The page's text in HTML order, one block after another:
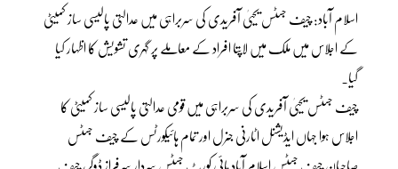
اسلام آباد: چیف جسٹس یحییٰ آفریدی کی سربراہی میں عدالتی پالیسی ساز کمیٹی
کے اجلاس میں ملک میں لاپتا افراد کے معاملے پر گہری تشویش کا اظہار کیا
گیا۔
چیف جسٹس یحییٰ آفریدی کی سربراہی میں قومی عدالتی پالیسی ساز کمیٹی کا
اجلاس ہوا جہاں ایڈیشنل اٹارنی جنرل اور تمام ہائیکورٹس کے چیف جسٹس